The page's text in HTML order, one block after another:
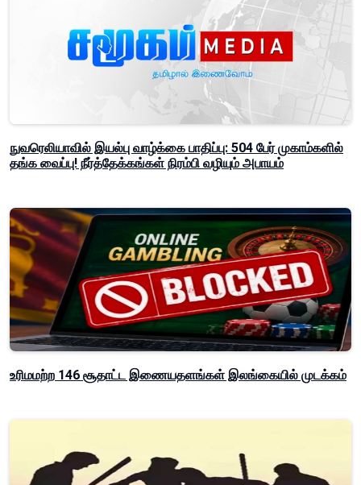
நுவரெலியாவில் இயல்பு வாழ்க்கை பாதிப்பு: 504 பேர் முகாம்களில்
தங்க வைப்பு! நீர்த்தேக்கங்கள் நிரம்பி வழியும் அபாயம்
உரிமமற்ற 146 சூதாட்ட இணையதளங்கள் இலங்கையில் முடக்கம்